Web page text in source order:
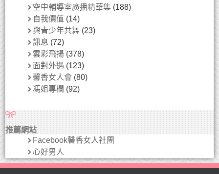
空中輔導室廣播精華集 (188)
自我價值 (14)
與青少年共舞 (23)
訊息 (72)
雲彩飛揚 (378)
面對外遇 (123)
馨香女人會 (80)
馮姐專欄 (92)
推薦網站
Facebook馨香女人社團
心好男人